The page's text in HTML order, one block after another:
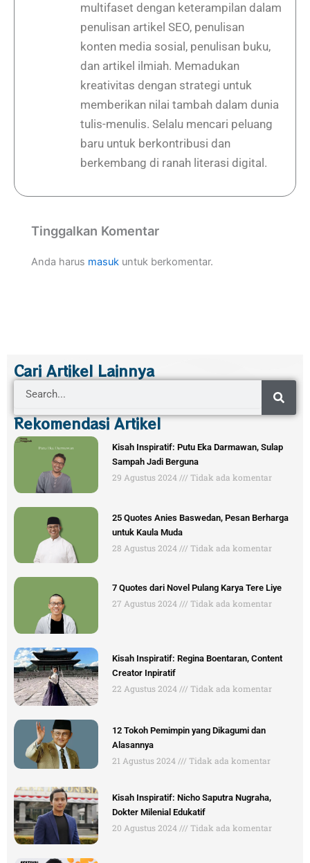
Tinggalkan Komentar
Anda harus masuk untuk berkomentar.
multifaset dengan keterampilan dalam
penulisan artikel SEO, penulisan
konten media sosial, penulisan buku,
dan artikel ilmiah. Memadukan
kreativitas dengan strategi untuk
memberikan nilai tambah dalam dunia
tulis-menulis. Selalu mencari peluang
baru untuk berkontribusi dan
berkembang di ranah literasi digital.
Cari Artikel Lainnya
Rekomendasi Artikel
Kisah Inspiratif: Putu Eka Darmawan, Sulap
Sampah Jadi Berguna
29 Agustus 2024 Tidak ada komentar
25 Quotes Anies Baswedan, Pesan Berharga
untuk Kaula Muda
28 Agustus 2024 Tidak ada komentar
7 Quotes dari Novel Pulang Karya Tere Liye
27 Agustus 2024 Tidak ada komentar
Kisah Inspiratif: Regina Boentaran, Content
Creator Inpiratif
22 Agustus 2024 Tidak ada komentar
12 Tokoh Pemimpin yang Dikagumi dan
Alasannya
21 Agustus 2024 Tidak ada komentar
Kisah Inspiratif: Nicho Saputra Nugraha,
Dokter Milenial Edukatif
20 Agustus 2024 Tidak ada komentar